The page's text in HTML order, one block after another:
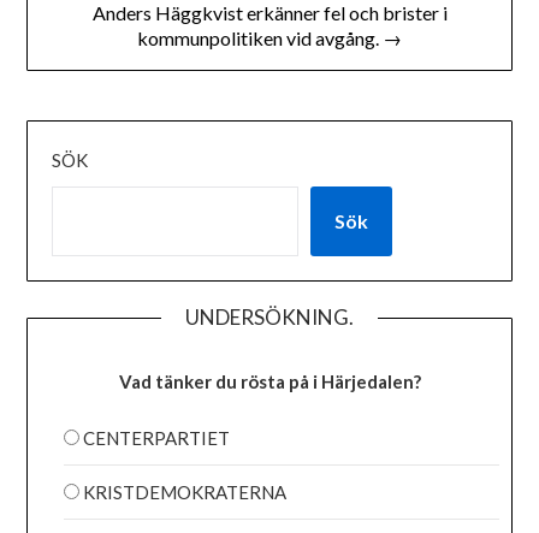
Anders Häggkvist erkänner fel och brister i
kommunpolitiken vid avgång. →
SÖK
Sök
UNDERSÖKNING.
Vad tänker du rösta på i Härjedalen?
CENTERPARTIET
KRISTDEMOKRATERNA